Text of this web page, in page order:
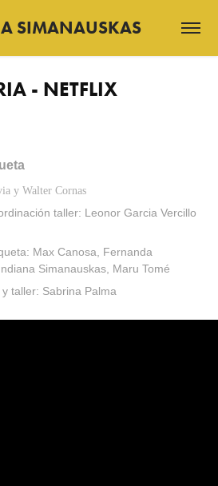
SIMANAUSKAS
- NETFLIX
y Walter Cornas
taller: Leonor Garcia Vercillo
Max Canosa, Fernanda
Simanauskas, Maru Tomé
taller: Sabrina Palma